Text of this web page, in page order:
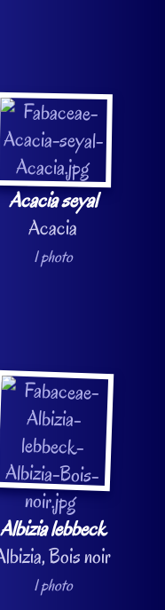
Acacia seyal
Acacia
1 photo
Albizia lebbeck
Bois noir
1 photo